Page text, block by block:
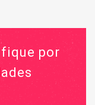
fique por